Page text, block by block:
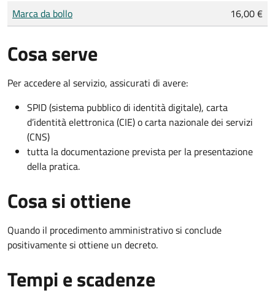
Tipo di pagamento
Importo
Marca da bollo 16,00 €
Cosa serve
Per accedere al servizio, assicurati di avere:
SPID (sistema pubblico di identità digitale), carta
d’identità elettronica (CIE) o carta nazionale dei servizi
(CNS)
tutta la documentazione prevista per la presentazione
della pratica.
Cosa si ottiene
Quando il procedimento amministrativo si conclude
positivamente si ottiene un decreto.
Tempi e scadenze